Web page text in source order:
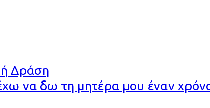
Δράση
να δω τη μητέρα μου έναν